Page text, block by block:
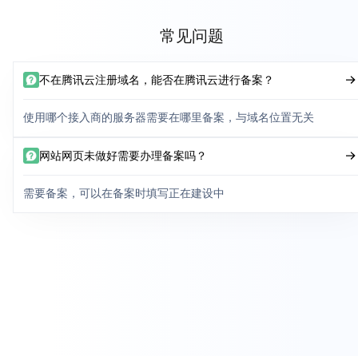
常见问题
不在腾讯云注册域名，能否在腾讯云进行备案？
使用哪个接入商的服务器需要在哪里备案，与域名位置无关
网站网页未做好需要办理备案吗？
需要备案，可以在备案时填写正在建设中